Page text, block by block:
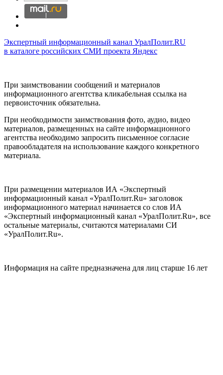
Экспертный информационный канал УралПолит.RU
в каталоге российских СМИ проекта Яндекс
При заимствовании сообщений и материалов
информационного агентства кликабельная ссылка на
первоисточник обязательна.
При необходимости заимствования фото, аудио, видео
материалов, размещенных на сайте информационного
агентства необходимо запросить письменное согласие
правообладателя на использование каждого конкретного
материала.
При размещении материалов ИА «Экспертный
информационный канал «УралПолит.Ru» заголовок
информационного материал начинается со слов ИА
«Экспертный информационный канал «УралПолит.Ru», все
остальные материалы, считаются материалами СИ
«УралПолит.Ru».
Информация на сайте предназначена для лиц старше 16 лет